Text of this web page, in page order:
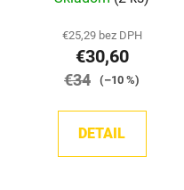
hodnotenie
produktu
je
5,0
5
€25,29 bez DPH
€30,60
€34 (–10 %)
DETAIL